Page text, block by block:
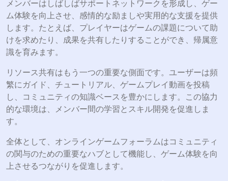
メンバーはしばしばサポートネットワークを形成し、ゲー
ム体験を向上させ、感情的な励ましや実用的な支援を提供
します。たとえば、プレイヤーはゲームの課題について助
けを求めたり、成果を共有したりすることができ、帰属意
識を育みます。
リソース共有はもう一つの重要な側面です。ユーザーは頻
繁にガイド、チュートリアル、ゲームプレイ動画を投稿
し、コミュニティの知識ベースを豊かにします。この協力
的な環境は、メンバー間の学習とスキル開発を促進しま
す。
全体として、オンラインゲームフォーラムはコミュニティ
の関与のための重要なハブとして機能し、ゲーム体験を向
上させるつながりを促進します。